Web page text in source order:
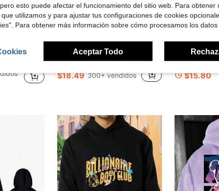
y cordón, estampado de rosas, otoño/invierno
en Cordón Sudaderas con capucha para hombre
Camvyn Sudadera con capucha de manga larga con bolsillo y cordón, con estampado de letras, casual para otoño/invierno para hombres
#5 Más vendidos en Gráfico Sudaderas con capucha para hombre
$18.49 300+ vendidos
-48% Blueplus
$15.80
esto puede afectar el funcionamiento del sitio web. Para obtener
utilizamos y para ajustar tus configuraciones de cookies
Para obtener más información sobre cómo procesamos los datos
Aceptar Todo